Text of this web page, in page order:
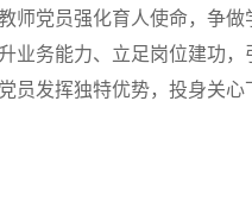
党员强化育人使命，争做
业务能力、立足岗位建功
员发挥独特优势，投身关心